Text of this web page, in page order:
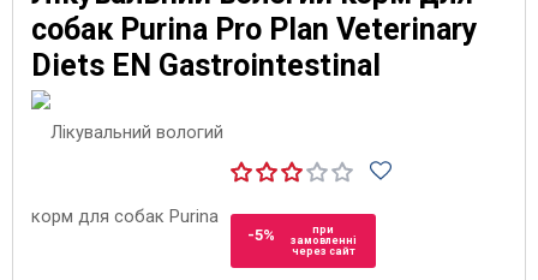
собак Purina Pro Plan Veterinary
Diets EN Gastrointestinal
-5%
при
замовленні
через сайт